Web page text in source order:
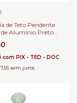
de Teto Pendente
de Alumínio Preto
Para Salas Lavabos
de Cama.
com PIX • TED • DOC
sem juros